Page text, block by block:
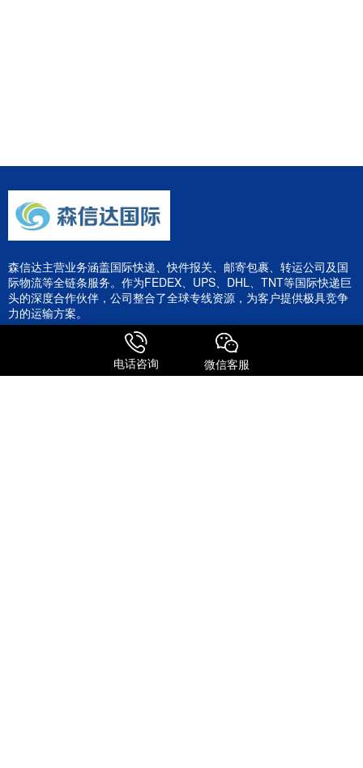
森信达主营业务涵盖国际快递、快件报关、邮寄包裹、转运公司及国
际物流等全链条服务。作为FEDEX、UPS、DHL、TNT等国际快递巨
头的深度合作伙伴，公司整合了全球专线资源，为客户提供极具竞争
力的运输方案。
电话咨询 微信客服